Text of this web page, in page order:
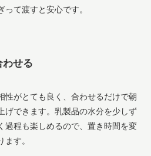
て渡すと安心です。
わせる
性がとても良く、合わせるだけで朝
げできます。乳製品の水分を少しず
過程も楽しめるので、置き時間を変
す。